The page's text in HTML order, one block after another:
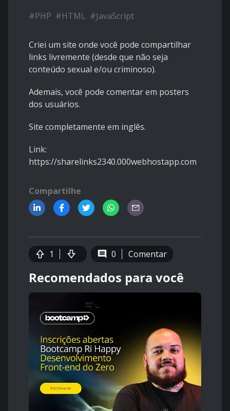
#PHP #HTML #JavaScript
Criei um site onde você pode compartilhar
links livremente (desde que não seja
conteúdo sexual e/ou criminoso).
Ademais, você pode comentar em posters
dos usuários.
Site completamente em inglês.
Link:
https://sharelinks2340.000webhostapp.com
Compartilhe
1 0 Comentar
Recomendados para você